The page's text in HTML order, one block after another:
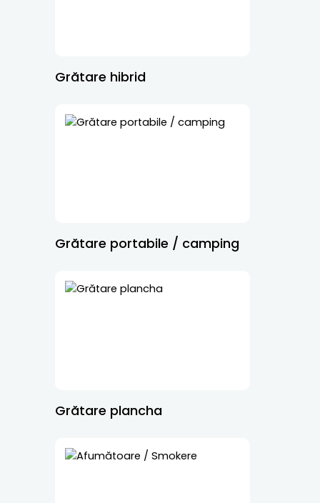
Grătare hibrid
Grătare portabile / camping
Grătare plancha